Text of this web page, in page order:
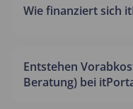
Wie finanziert sich
Entstehen
Beratung) bei